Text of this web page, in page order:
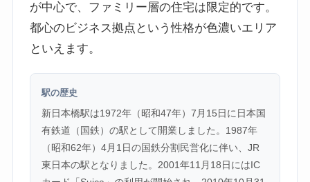
が中心で、ファミリー層の住宅は限定的です。
都心のビジネス拠点という性格が色濃いエリア
といえます。
駅の歴史
新日本橋駅は1972年（昭和47年）7月15日に日本国
有鉄道（国鉄）の駅として開業しました。1987年
（昭和62年）4月1日の国鉄分割民営化に伴い、JR
東日本の駅となりました。2001年11月18日にはIC